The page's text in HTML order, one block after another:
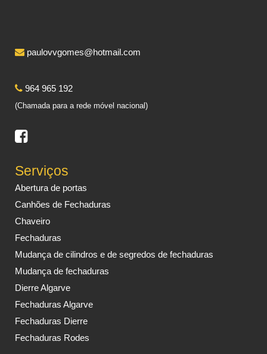
paulovvgomes@hotmail.com
964 965 192
(Chamada para a rede móvel nacional)
Serviços
Abertura de portas
Canhões de Fechaduras
Chaveiro
Fechaduras
Mudança de cilindros e de segredos de fechaduras
Mudança de fechaduras
Dierre Algarve
Fechaduras Algarve
Fechaduras Dierre
Fechaduras Rodes